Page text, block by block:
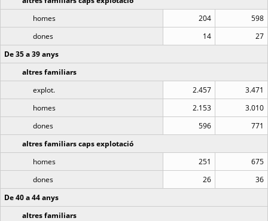
homes
204
598
dones
14
27
De 35 a 39 anys
altres familiars
explot.
2.457
3.471
homes
2.153
3.010
dones
596
771
altres familiars caps explotació
homes
251
675
dones
26
36
De 40 a 44 anys
altres familiars